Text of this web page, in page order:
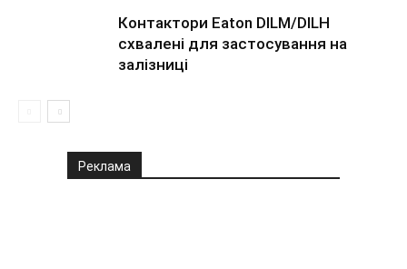
Контактори Eaton DILM/DILH
схвалені для застосування на
залізниці
Реклама